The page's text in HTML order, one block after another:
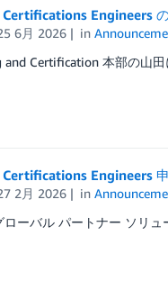
Engineers
6月 2026 in
and Certification 本部の山
Engineers
2月 2026 in
ローバル パートナー ソリ